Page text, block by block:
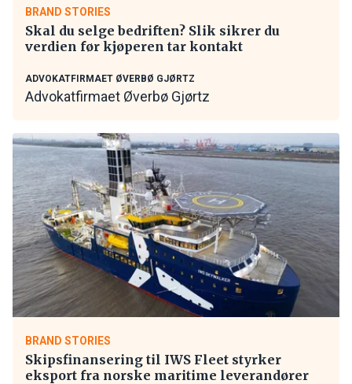
BRAND STORIES
Skal du selge bedriften? Slik sikrer du
verdien før kjøperen tar kontakt
ADVOKATFIRMAET ØVERBØ GJØRTZ
Advokatfirmaet Øverbø Gjørtz
BRAND STORIES
Skipsfinansering til IWS Fleet styrker
eksport fra norske maritime leverandører